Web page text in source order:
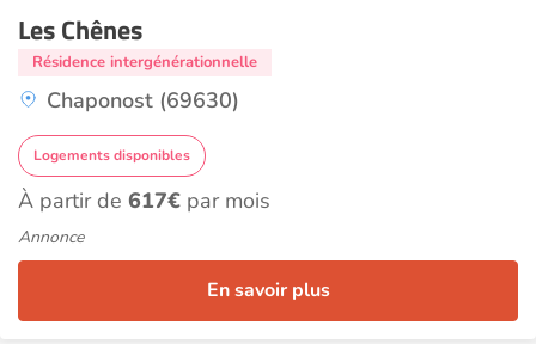
Les Chênes
Résidence intergénérationnelle
Chaponost (69630)
Logements disponibles
À partir de 617€ par mois
Annonce
En savoir plus